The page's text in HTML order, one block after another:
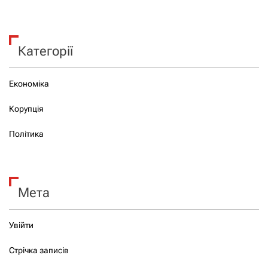
Категорії
Економіка
Корупція
Політика
Мета
Увійти
Стрічка записів